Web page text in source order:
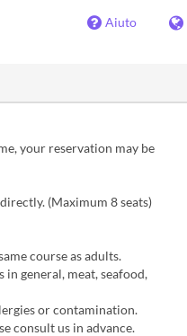
Aiuto
your reservation may be
(Maximum 8 seats)
course as adults.
general, meat, seafood,
or contamination.
consult us in advance.